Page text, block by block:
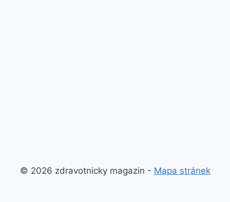
© 2026 zdravotnicky magazin - Mapa stránek